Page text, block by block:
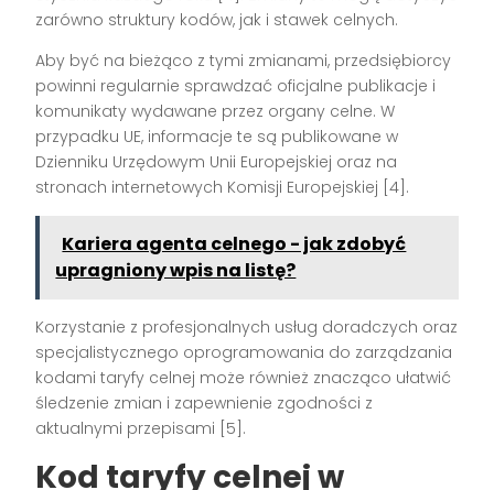
zarówno struktury kodów, jak i stawek celnych.
Aby być na bieżąco z tymi zmianami, przedsiębiorcy
powinni regularnie sprawdzać oficjalne publikacje i
komunikaty wydawane przez organy celne. W
przypadku UE, informacje te są publikowane w
Dzienniku Urzędowym Unii Europejskiej oraz na
stronach internetowych Komisji Europejskiej [4].
Kariera agenta celnego - jak zdobyć
upragniony wpis na listę?
Korzystanie z profesjonalnych usług doradczych oraz
specjalistycznego oprogramowania do zarządzania
kodami taryfy celnej może również znacząco ułatwić
śledzenie zmian i zapewnienie zgodności z
aktualnymi przepisami [5].
Kod taryfy celnej w